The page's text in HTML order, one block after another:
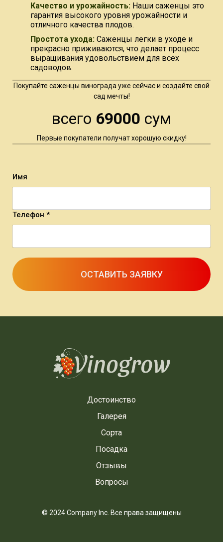
Качество и урожайность: Наши саженцы это
гарантия высокого уровня урожайности и
отличного качества плодов.
Простота ухода: Саженцы легки в уходе и
прекрасно приживаются, что делает процесс
выращивания удовольствием для всех
садоводов.
Покупайте саженцы винограда уже сейчас и создайте свой
сад мечты!
всего 69000 сум
Первые покупатели получат хорошую скидку!
Имя
Телефон *
ОСТАВИТЬ ЗАЯВКУ
Достоинство
Галерея
Сорта
Посадка
Отзывы
Вопросы
© 2024 Company Inc. Все права защищены